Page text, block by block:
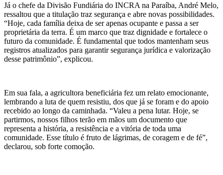
Já o chefe da Divisão Fundiária do INCRA na Paraíba, André Melo,
ressaltou que a titulação traz segurança e abre novas possibilidades.
“Hoje, cada família deixa de ser apenas ocupante e passa a ser
proprietária da terra. É um marco que traz dignidade e fortalece o
futuro da comunidade. É fundamental que todos mantenham seus
registros atualizados para garantir segurança jurídica e valorização
desse patrimônio”, explicou.
Em sua fala, a agricultora beneficiária fez um relato emocionante,
lembrando a luta de quem resistiu, dos que já se foram e do apoio
recebido ao longo da caminhada. “Valeu a pena lutar. Hoje, se
partirmos, nossos filhos terão em mãos um documento que
representa a história, a resistência e a vitória de toda uma
comunidade. Esse título é fruto de lágrimas, de coragem e de fé”,
declarou, sob forte comoção.